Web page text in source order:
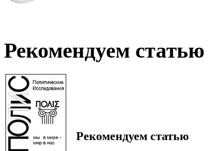
Рекомендуем статью
Рекомендуем статью